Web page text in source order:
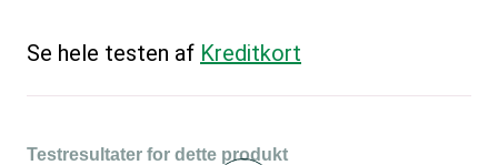
Se hele testen af Kreditkort
Testresultater for dette produkt